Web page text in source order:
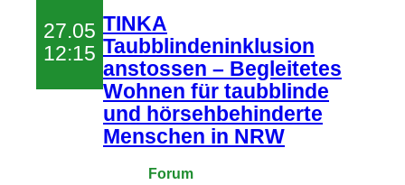
27.05
12:15
TINKA
Taubblindeninklusion
anstossen – Begleitetes
Wohnen für taubblinde
und hörsehbehinderte
Menschen in NRW
Forum